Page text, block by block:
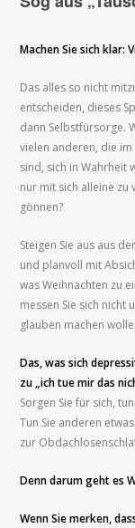
Machen Sie sich klar:
Das alles so nicht
entscheiden, dieses
dann Selbstfürsorge.
vielen anderen, die
sind, sich in Wahrheit
nur mit sich alleine zu
gönnen?
Steigen Sie aus aus
und planvoll mit
was Weihnachten zu
messen Sie sich nicht
glauben machen
Das, was sich
zu „ich tue mir das
Sorgen Sie für sich,
Tun Sie anderen
zur
Denn darum geht es
Wenn Sie merken,